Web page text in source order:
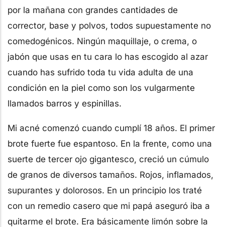
por la mañana con grandes cantidades de
corrector, base y polvos, todos supuestamente no
comedogénicos. Ningún maquillaje, o crema, o
jabón que usas en tu cara lo has escogido al azar
cuando has sufrido toda tu vida adulta de una
condición en la piel como son los vulgarmente
llamados barros y espinillas.
Mi acné comenzó cuando cumplí 18 años. El primer
brote fuerte fue espantoso. En la frente, como una
suerte de tercer ojo gigantesco, creció un cúmulo
de granos de diversos tamaños. Rojos, inflamados,
supurantes y dolorosos. En un principio los traté
con un remedio casero que mi papá aseguró iba a
quitarme el brote. Era básicamente limón sobre la